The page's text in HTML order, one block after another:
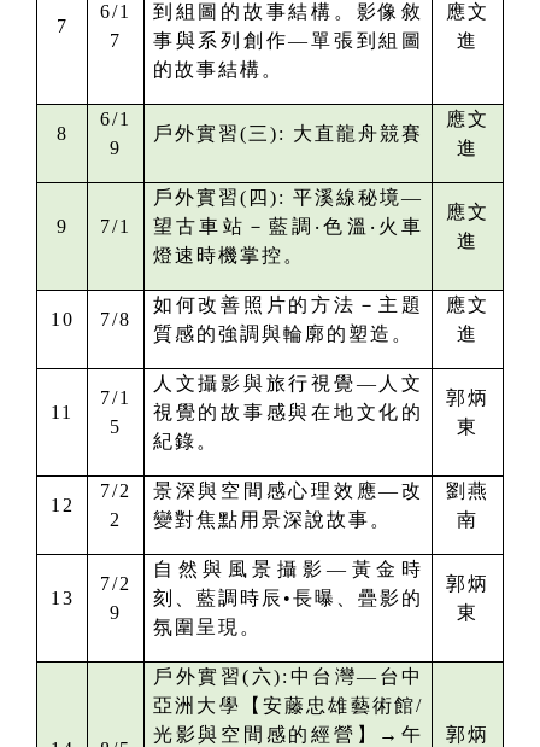
7
6/1
7
到組圖的故事結構。影像敘
事與系列創作—單張到組圖
的故事結構。
應文
進
8
6/1
9
戶外實習(三): 大直龍舟競賽
應文
進
9 7/1
戶外實習(四): 平溪線秘境—
望古車站－藍調‧色溫‧火車
燈速時機掌控。
應文
進
10 7/8
如何改善照片的方法－主題
質感的強調與輪廓的塑造。
應文
進
11
7/1
5
人文攝影與旅行視覺—人文
視覺的故事感與在地文化的
紀錄。
郭炳
東
12
7/2
2
景深與空間感心理效應—改
變對焦點用景深說故事。
劉燕
南
13
7/2
9
自然與風景攝影—黃金時
刻、藍調時辰•長曝、疊影的
氛圍呈現。
郭炳
東
戶外實習(六):中台灣— 台中
亞洲大學【安藤忠雄藝術館/
光影與空間感的經營】
→午 郭炳